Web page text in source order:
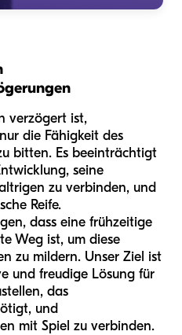
verzögert ist,
die Fähigkeit des
bitten. Es beeinträchtigt
seine
zu verbinden, und
Reife.
dass eine frühzeitige
Weg ist, um diese
zu mildern. Unser Ziel ist
und freudige Lösung für
das
und
mit Spiel zu verbinden.